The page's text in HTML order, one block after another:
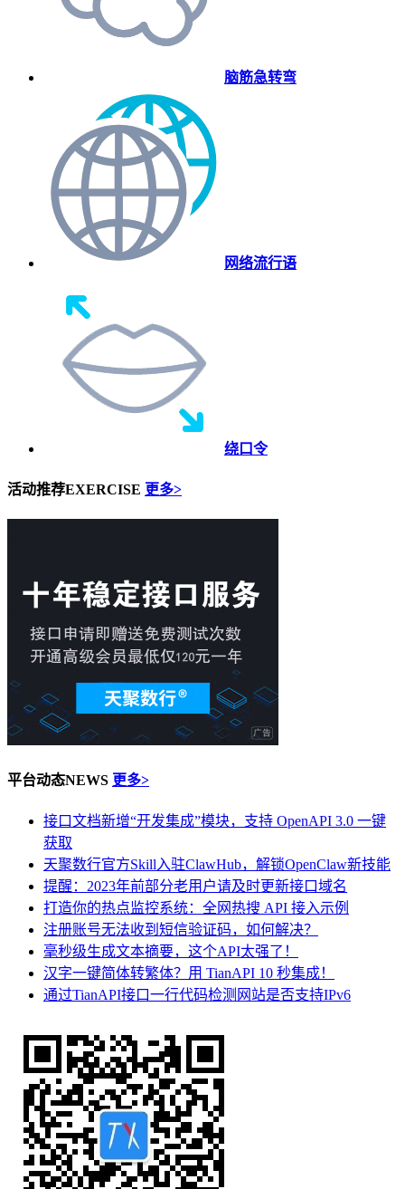
脑筋急转弯
网络流行语
绕口令
活动推荐EXERCISE 更多>
平台动态NEWS 更多>
接口文档新增“开发集成”模块，支持 OpenAPI 3.0 一键
获取
天聚数行官方Skill入驻ClawHub，解锁OpenClaw新技能
提醒：2023年前部分老用户请及时更新接口域名
打造你的热点监控系统：全网热搜 API 接入示例
注册账号无法收到短信验证码，如何解决？
毫秒级生成文本摘要，这个API太强了！
汉字一键简体转繁体？用 TianAPI 10 秒集成！
通过TianAPI接口一行代码检测网站是否支持IPv6